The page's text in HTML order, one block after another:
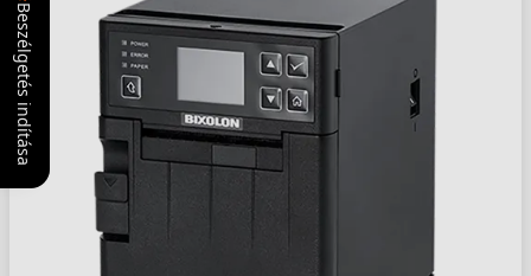
Beszélgetés indítása